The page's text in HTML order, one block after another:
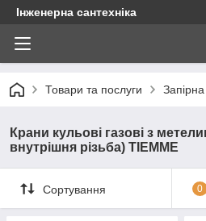
Інженерна сантехніка
Товари та послуги
Крани кульові газові з
внутрішня різьба) TIEMME
Сортування 0